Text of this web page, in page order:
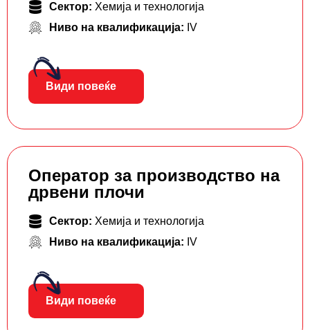
Сектор: Хемија и технологија
Ниво на квалификација: IV
Види повеќе
Оператор за производство на
дрвени плочи
Сектор: Хемија и технологија
Ниво на квалификација: IV
Види повеќе